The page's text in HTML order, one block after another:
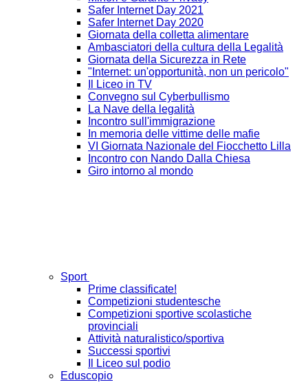
Safer Internet Day 2021
Safer Internet Day 2020
Giornata della colletta alimentare
Ambasciatori della cultura della Legalità
Giornata della Sicurezza in Rete
"Internet: un'opportunità, non un pericolo"
Il Liceo in TV
Convegno sul Cyberbullismo
La Nave della legalità
Incontro sull'immigrazione
In memoria delle vittime delle mafie
VI Giornata Nazionale del Fiocchetto Lilla
Incontro con Nando Dalla Chiesa
Giro intorno al mondo
Sport
Prime classificate!
Competizioni studentesche
Competizioni sportive scolastiche
provinciali
Attività naturalistico/sportiva
Successi sportivi
Il Liceo sul podio
Eduscopio